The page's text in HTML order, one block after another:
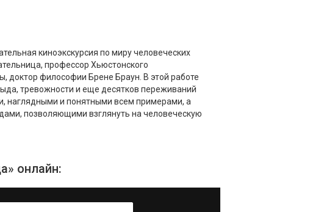
киноэкскурсия по миру человеческих
профессор Хьюстонского
доктор философии Брене Браун. В этой работе
тревожности и еще десятков переживаний
наглядными и понятными всем примерами, а
позволяющими взглянуть на человеческую
онлайн: